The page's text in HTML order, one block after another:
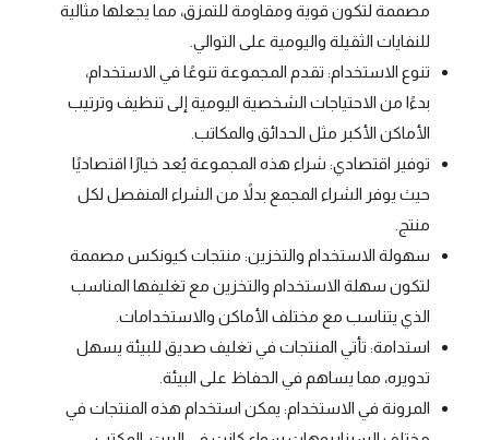
مصممة لتكون قوية ومقاومة للتمزق، مما يجعلها مثالية
للنفايات الثقيلة واليومية على التوالي.
تنوع الاستخدام: تقدم المجموعة تنوعًا في الاستخدام،
بدءًا من الاحتياجات الشخصية اليومية إلى تنظيف وترتيب
الأماكن الأكبر مثل الحدائق والمكاتب.
توفير اقتصادي: شراء هذه المجموعة يُعد خيارًا اقتصاديًا
حيث يوفر الشراء المجمع بدلاً من الشراء المنفصل لكل
منتج.
سهولة الاستخدام والتخزين: منتجات كيونكس مصممة
لتكون سهلة الاستخدام والتخزين مع تغليفها المناسب
الذي يتناسب مع مختلف الأماكن والاستخدامات.
استدامة: تأتي المنتجات في تغليف صديق للبيئة يسهل
تدويره، مما يساهم في الحفاظ على البيئة.
المرونة في الاستخدام: يمكن استخدام هذه المنتجات في